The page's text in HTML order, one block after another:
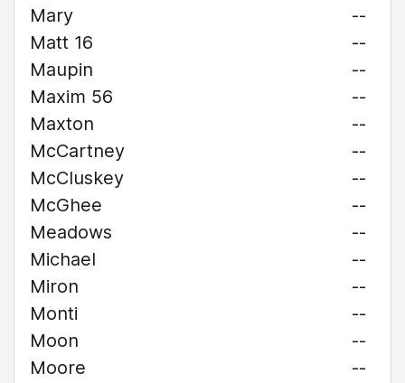
Mary
--
Matt 16
--
Maupin
--
Maxim 56
--
Maxton
--
McCartney
--
McCluskey
--
McGhee
--
Meadows
--
Michael
--
Miron
--
Monti
--
Moon
--
Moore
--